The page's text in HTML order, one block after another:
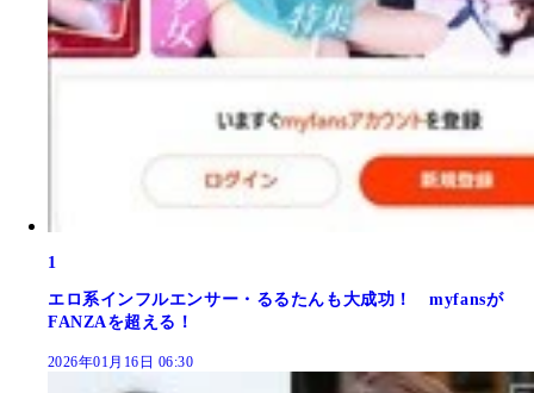
1
エロ系インフルエンサー・るるたんも大成功！ myfansが
FANZAを超える！
2026年01月16日 06:30